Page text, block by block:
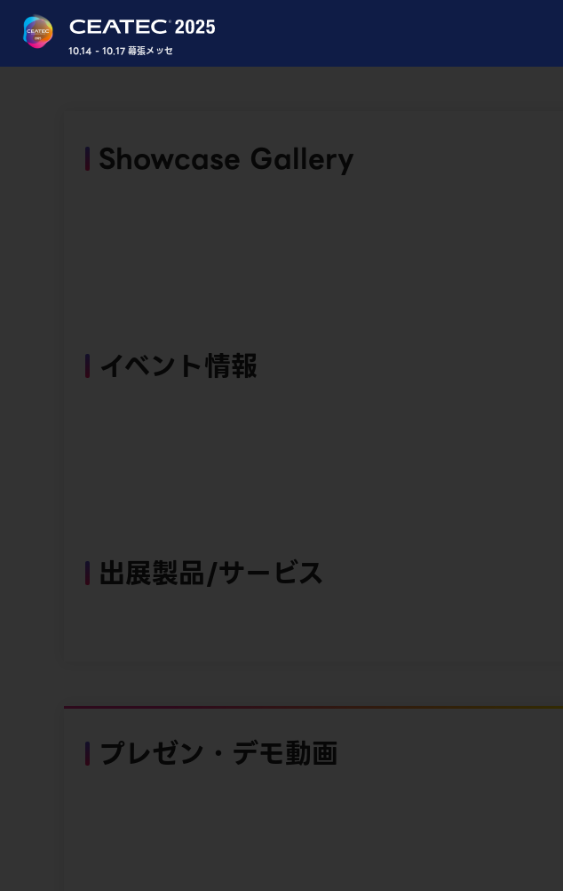
10.14 - 10.17 幕張メッセ
Showcase Gallery
イベント情報
出展製品/サービス
プレゼン・デモ動画